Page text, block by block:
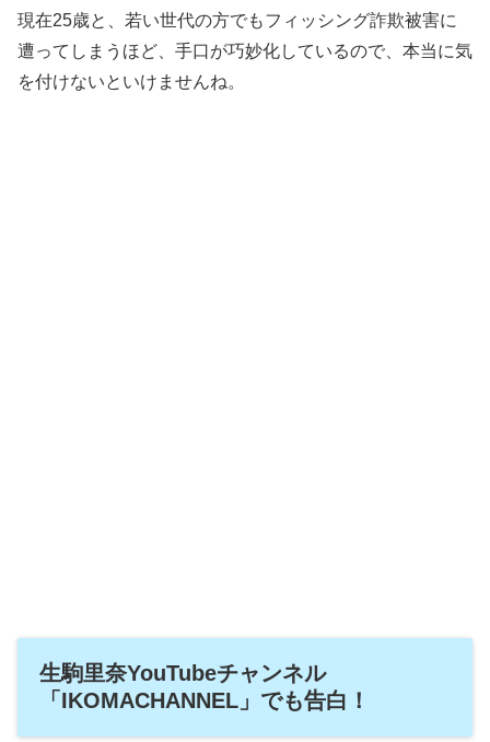
現在25歳と、若い世代の方でもフィッシング詐欺被害に
遭ってしまうほど、手口が巧妙化しているので、本当に気
を付けないといけませんね。
生駒里奈YouTubeチャンネル
「IKOMACHANNEL」でも告白！